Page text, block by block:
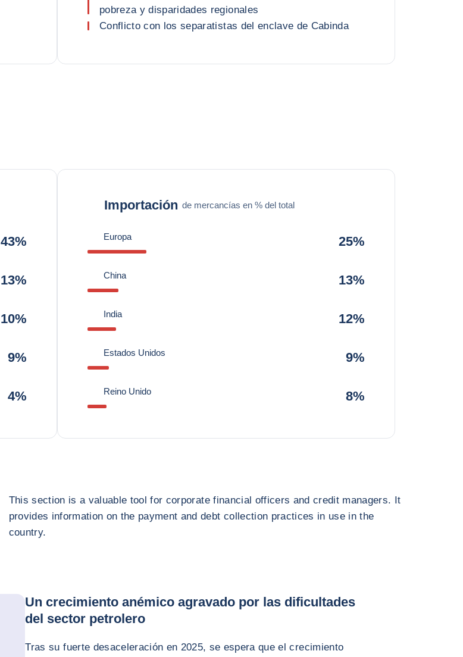
pobreza y disparidades regionales
Conflicto con los separatistas del enclave de Cabinda
43%
13%
10%
9%
4%
Importación de mercancías en % del total
Europa 25%
China 13%
India 12%
Estados Unidos 9%
Reino Unido 8%
This section is a valuable tool for corporate financial officers and credit managers. It
provides information on the payment and debt collection practices in use in the
country.
Un crecimiento anémico agravado por las dificultades
del sector petrolero
Tras su fuerte desaceleración en 2025, se espera que el crecimiento